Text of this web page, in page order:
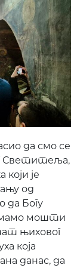
да смо се
Светитеља,
који је
од
да Богу
мошти
њиховог
која
данас, да